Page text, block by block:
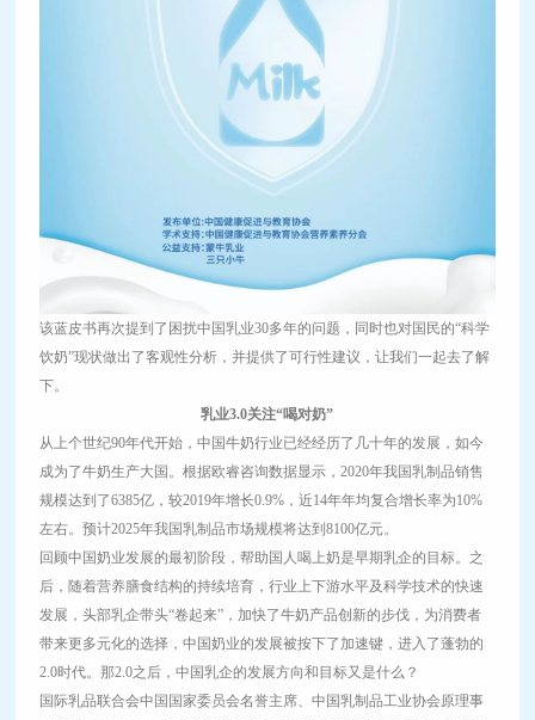
该蓝皮书再次提到了困扰中国乳业30多年的问题，同时也对国民的“科学
饮奶”现状做出了客观性分析，并提供了可行性建议，让我们一起去了解
下。
乳业3.0关注“喝对奶”
从上个世纪90年代开始，中国牛奶行业已经经历了几十年的发展，如今
成为了牛奶生产大国。根据欧睿咨询数据显示，2020年我国乳制品销售
规模达到了6385亿，较2019年增长0.9%，近14年年均复合增长率为10%
左右。预计2025年我国乳制品市场规模将达到8100亿元。
回顾中国奶业发展的最初阶段，帮助国人喝上奶是早期乳企的目标。之
后，随着营养膳食结构的持续培育，行业上下游水平及科学技术的快速
发展，头部乳企带头“卷起来”，加快了牛奶产品创新的步伐，为消费者
带来更多元化的选择，中国奶业的发展被按下了加速键，进入了蓬勃的
2.0时代。那2.0之后，中国乳企的发展方向和目标又是什么？
国际乳品联合会中国国家委员会名誉主席、中国乳制品工业协会原理事